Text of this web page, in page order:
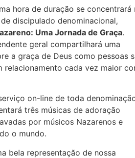
hora de duração se concentrará
discipulado denominacional,
Uma Jornada de Graça.
geral compartilhará uma
a graça de Deus como pessoas
relacionamento cada vez maior
on-line de toda
três músicas de adoração
por músicos Nazarenos e
o mundo.
bela representação de nossa